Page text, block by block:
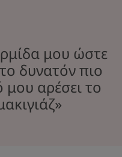
μου ώστε
δυνατόν πιο
μου αρέσει το